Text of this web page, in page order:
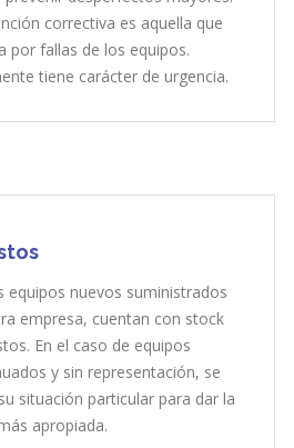
correctiva es aquella que
por fallas de los equipos.
tiene carácter de urgencia.
equipos nuevos suministrados
empresa, cuentan con stock
En el caso de equipos
y sin representación, se
situación particular para dar la
apropiada.